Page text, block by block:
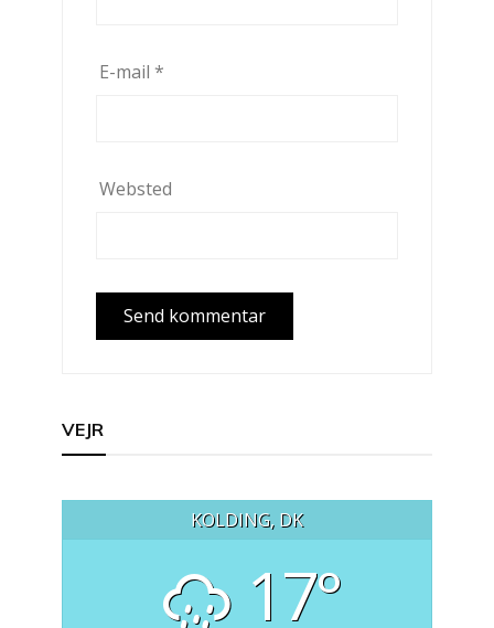
E-mail *
Websted
VEJR
KOLDING, DK
17°